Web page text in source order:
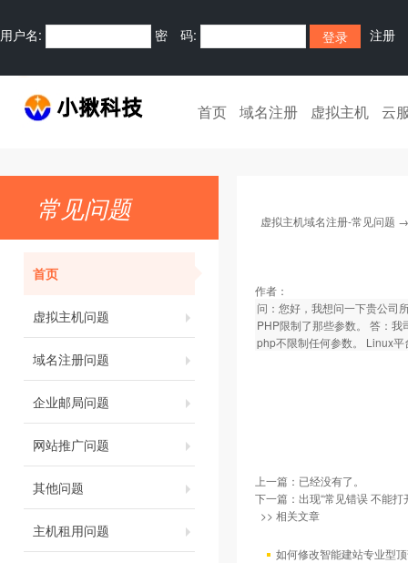
用户名: 密 码: 注册
首页 域名注册 虚拟主机 云
常见问题
首页
虚拟主机问题
域名注册问题
企业邮局问题
网站推广问题
其他问题
主机租用问题
虚拟主机域名注册-常见问题
作者：
问：您好，我想问一下贵公司
PHP限制了那些参数。 答：
php不限制任何参数。 Linux
上一篇：已经没有了。
下一篇： 出现“常见错误 不能
>> 相关文章
如何修改智能建站专业型